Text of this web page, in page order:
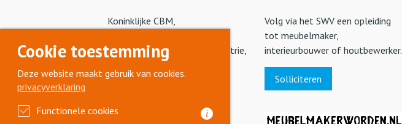
Koninklijke CBM,
interieurbouw en meubelindustrie,
investeert in opleiden, eigen
kwaliteit en vakmanschap.
Volg via het SWV een opleiding
tot meubelmaker,
interieurbouwer of houtbewerker.
Solliciteren
Cookie toestemming
Deze website maakt gebruik van cookies.
privacyverklaring
Functionele cookies
i